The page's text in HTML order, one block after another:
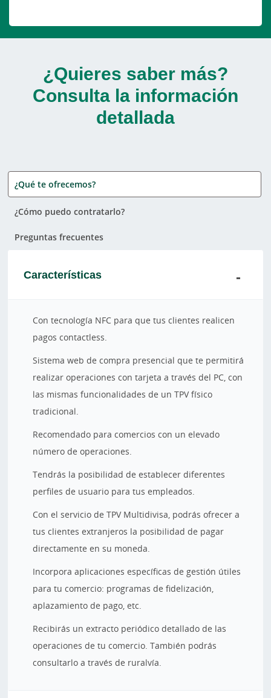
¿Quieres saber más?
Consulta la información
detallada
¿Qué te ofrecemos?
¿Cómo puedo contratarlo?
Preguntas frecuentes
Características
Con tecnología NFC para que tus clientes realicen
pagos contactless.
Sistema web de compra presencial que te permitirá
realizar operaciones con tarjeta a través del PC, con
las mismas funcionalidades de un TPV físico
tradicional.
Recomendado para comercios con un elevado
número de operaciones.
Tendrás la posibilidad de establecer diferentes
perfiles de usuario para tus empleados.
Con el servicio de TPV Multidivisa, podrás ofrecer a
tus clientes extranjeros la posibilidad de pagar
directamente en su moneda.
Incorpora aplicaciones específicas de gestión útiles
para tu comercio: programas de fidelización,
aplazamiento de pago, etc.
Recibirás un extracto periódico detallado de las
operaciones de tu comercio. También podrás
consultarlo a través de ruralvía.